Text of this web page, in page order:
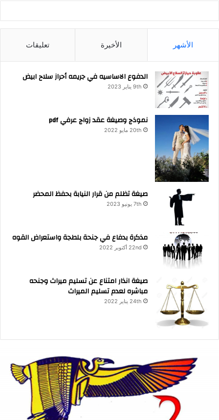
الأشهر الأخيرة تعليقات
الدفوع الاساسيه في جريمه أحراز سلاح ابيض
9th يناير 2023
نموذج وصيغة عقد زواج عرفي pdf
20th مايو 2022
صيغة تظلم من قرار النيابة بحفظ المحضر
7th يونيو 2023
مذكرة بدفاع في جنحة بلطجة واستعراض القوه
22nd أكتوبر 2022
صيغة انذار امتناع عن تسليم ميراث وجنحه
مباشره لعدم تسليم الميراث
24th يناير 2022